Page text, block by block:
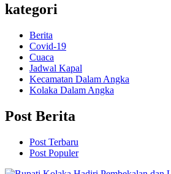
kategori
Berita
Covid-19
Cuaca
Jadwal Kapal
Kecamatan Dalam Angka
Kolaka Dalam Angka
Post Berita
Post Terbaru
Post Populer